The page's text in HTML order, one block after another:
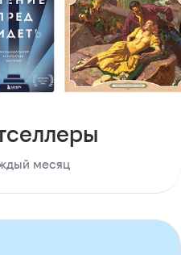
месяц